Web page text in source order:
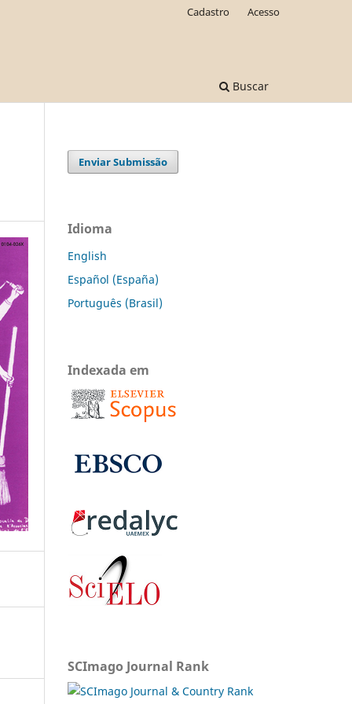
Buscar
Cadastro Acesso
Enviar Submissão
Idioma
English
Español (España)
Português (Brasil)
Indexada em
SCImago Journal Rank